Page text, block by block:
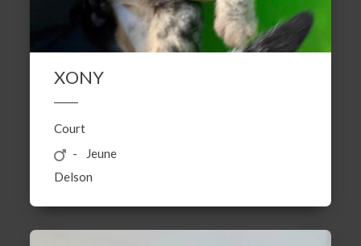
XONY
Court
Jeune
Delson